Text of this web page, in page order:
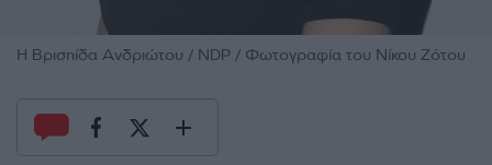
Η Βρισηίδα Ανδριώτου / NDP / Φωτογραφία του Νίκου Ζότου